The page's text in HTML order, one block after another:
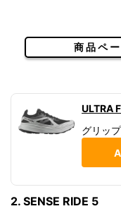
商品ペ
ULTRA
グリッ
2. SENSE RIDE 5